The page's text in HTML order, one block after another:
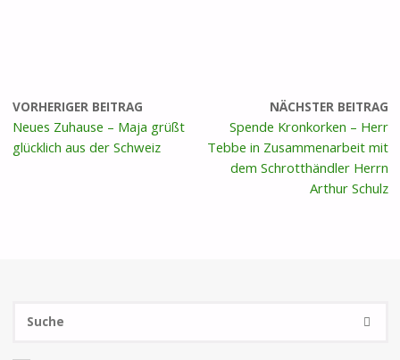
VORHERIGER BEITRAG
Neues Zuhause – Maja grüßt
glücklich aus der Schweiz
NÄCHSTER BEITRAG
Spende Kronkorken – Herr
Tebbe in Zusammenarbeit mit
dem Schrotthändler Herrn
Arthur Schulz
SUCHE